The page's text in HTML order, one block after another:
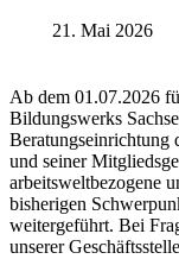
21. Mai 2026
Ab dem 01.07.2026
Bildungswerks
Beratungseinrichtung
und seiner
arbeitsweltbezogene
bisherigen
weitergeführt. Bei
unserer